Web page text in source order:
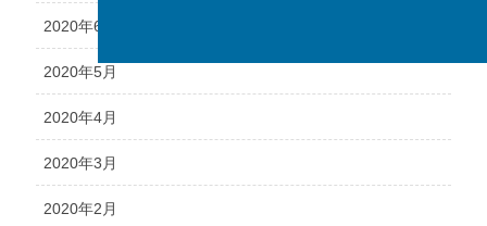
2020年6月
2020年5月
2020年4月
2020年3月
2020年2月